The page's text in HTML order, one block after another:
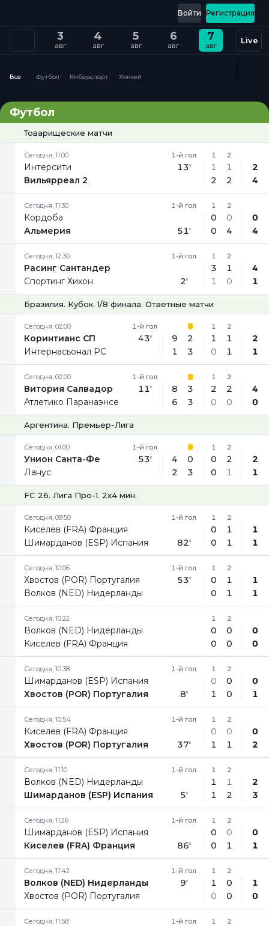
Регистрация
Войти
7
авг
6
авг
5
авг
4
авг
3
авг
Live
Все Футбол Киберспорт Хоккей
Футбол
Товарищеские матчи
Сегодня, 11:00
Интерсити
Вильярреал 2
1-й гол
13'
1
1
2
2
1
2
2
4
Сегодня, 11:30
Кордоба
Альмерия
1-й гол
51'
1
0
0
2
0
4
0
4
Сегодня, 12:30
Расинг Сантандер
Спортинг Хихон
1-й гол
2'
1
3
1
2
1
0
4
1
Бразилия. Кубок. 1/8 финала. Ответные матчи
Сегодня, 02:00
Коринтианс СП
Интернасьонал РС
1-й гол
43'
9
1
2
3
1
1
0
2
1
1
2
1
Сегодня, 02:00
Витория Салвадор
Атлетико Паранаэнсе
1-й гол
11'
8
6
3
3
1
2
0
2
2
0
4
0
Аргентина. Премьер-Лига
Сегодня, 01:00
Унион Санта-Фе
Ланус
1-й гол
53'
4
2
0
3
1
0
0
2
2
1
2
1
FC 26. Лига Про-1. 2x4 мин.
Сегодня, 09:50
Киселев (FRA) Франция
Шимарданов (ESP) Испания
1-й гол
82'
1
0
0
2
1
1
1
1
Сегодня, 10:06
Хвостов (POR) Португалия
Волков (NED) Нидерланды
1-й гол
53'
1
0
0
2
1
1
1
1
Сегодня, 10:22
Волков (NED) Нидерланды
Киселев (FRA) Франция
1
0
0
2
0
0
0
0
Сегодня, 10:38
Шимарданов (ESP) Испания
Хвостов (POR) Португалия
1-й гол
8'
1
0
1
2
0
0
0
1
Сегодня, 10:54
Киселев (FRA) Франция
Хвостов (POR) Португалия
1-й гол
37'
1
0
1
2
0
1
0
2
Сегодня, 11:10
Волков (NED) Нидерланды
Шимарданов (ESP) Испания
1-й гол
5'
1
1
1
2
1
2
2
3
Сегодня, 11:26
Шимарданов (ESP) Испания
Киселев (FRA) Франция
1-й гол
86'
1
0
0
2
0
1
0
1
Сегодня, 11:42
Волков (NED) Нидерланды
Хвостов (POR) Португалия
1-й гол
9'
1
1
0
2
0
0
1
0
Сегодня, 11:58 1-й гол 1 2